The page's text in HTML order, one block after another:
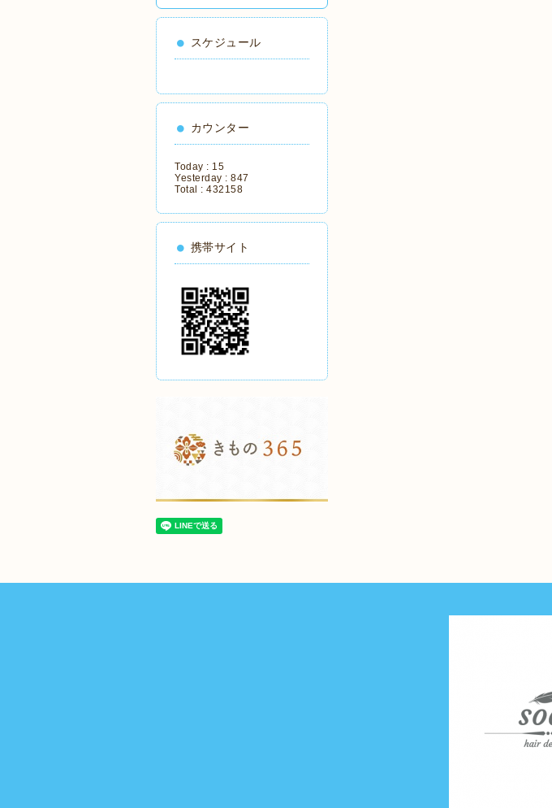
スケジュール
カウンター
Today : 15
Yesterday : 847
Total : 432158
携帯サイト